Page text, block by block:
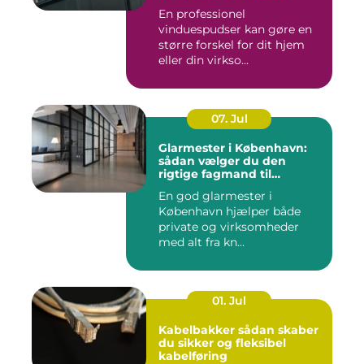
En professionel
vinduespudser kan gøre en
større forskel for dit hjem
eller din virkso...
07. Jul
Glarmester i København:
sådan vælger du den
rigtige fagmand til
En god glarmester i
København hjælper både
private og virksomheder
med alt fra kn...
01. Jul
Kabelbakker sådan skaber
du sikker og fleksibel
kabelføring